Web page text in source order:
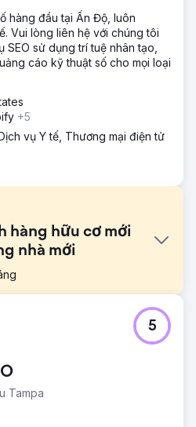
hàng đầu tại Ấn Độ, luôn
Vui lòng liên hệ với chúng tôi
sử dụng trí tuệ nhân tạo,
cáo kỹ thuật số cho mọi loại
+5
vụ Y tế, Thương mại điện tử
hàng hữu cơ mới
nhà mới
công ty xây dựng này muốn
phải trả tiền và khách hàng
địa điểm của công ty tại 16
Kỳ
tìm kiếm của Google - Nghiên
Tampa
5